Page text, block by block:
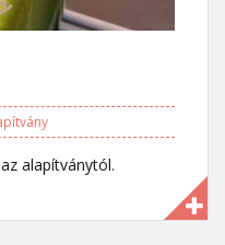
alapítványtól.